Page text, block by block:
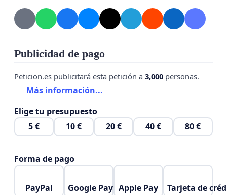
Publicidad de pago
Peticion.es publicitará esta petición a 3,000 personas.
Más información...
Elige tu presupuesto
5 €
10 € 20 € 40 € 80 €
Forma de pago
PayPal Google Pay Apple Pay Tarjeta de